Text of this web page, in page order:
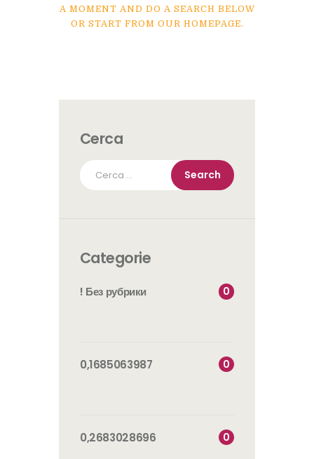
A MOMENT AND DO A SEARCH BELOW
OR START FROM OUR HOMEPAGE.
Cerca
Ricerca
per:
Categorie
! Без рубрики 0
0,1685063987 0
0,2683028696 0